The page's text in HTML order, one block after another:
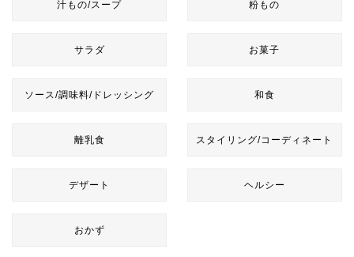
汁もの/スープ 粉もの
サラダ お菓子
ソース/調味料/ドレッシング 和食
離乳食 スタイリング/コーディネート
デザート ヘルシー
おかず